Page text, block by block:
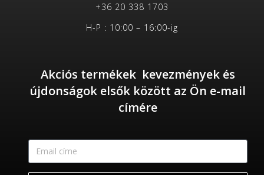
+36 20 338 1703
H-P : 10:00 – 16:00-ig
Akciós termékek kevezmények és
újdonságok elsők között az Ön e-mail
címére